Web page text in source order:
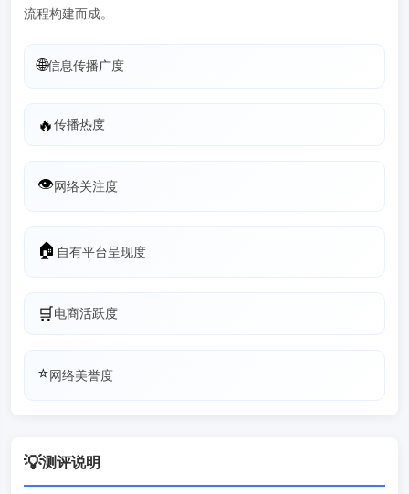
流程构建而成。
🌐信息传播广度
🔥传播热度
👁网络关注度
🏠 自有平台呈现度
🛒电商活跃度
⭐网络美誉度
💡测评说明